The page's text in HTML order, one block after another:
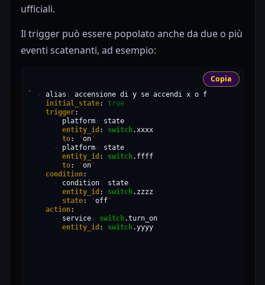
ufficiali.
Il trigger può essere popolato anche da due o più
eventi scatenanti, ad esempio:
Copia
- alias : accensione di y se accendi x o
initial_state:
true
trigger
-
platform :
entity_id : switch
to: 'on '
-
platform :
entity_id : switch
to: 'on '
condition
-
condition :
entity_id : switch
state: 'off '
action
-
service : switch
entity_id : switch.yyyy